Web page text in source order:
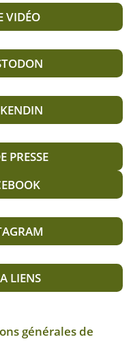
VIDÉO
PRESSE
LIENS
générales de